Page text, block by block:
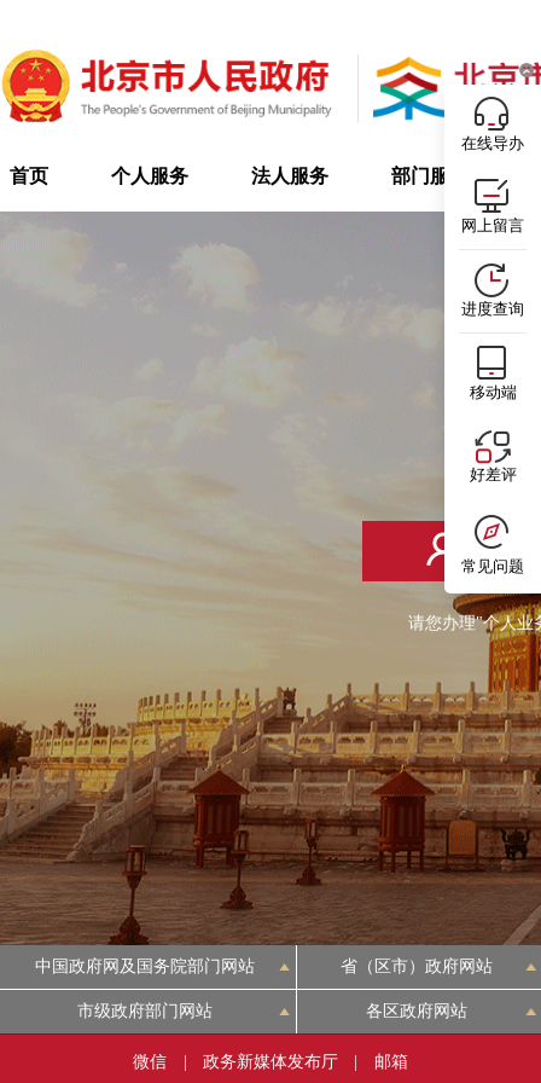
首页 个人服务 法人服务 部门服务
在线导办
网上留言
进度查询
移动端
好差评
常见问题
个人登
请您办理"个人业
中国政府网及国务院部门网站 省（区市）政府网站
市级政府部门网站 各区政府网站
微信 政务新媒体发布厅 邮箱